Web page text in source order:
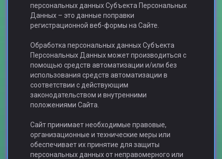
персональных данных Субъекта Персональных
Данных – это данные поправки
регистрационной веб-формы на Сайте.
Обработка персональных данных Субъекта
Персональных Данных может производиться с
помощью средств автоматизации и/или без
использования средств автоматизации в
соответствии с действующим
законодательством и внутренними
положениями Сайта.
Сайт принимает необходимые правовые,
организационные и технические меры или
обеспечивает их принятие для защиты
персональных данных от неправомерного или